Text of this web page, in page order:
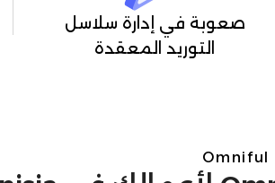
صعوبة في إدارة سلاسل
التوريد المعقدة